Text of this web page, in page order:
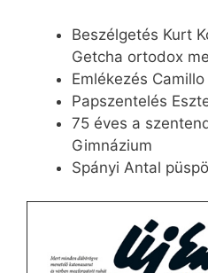
Beszélgetés Kurt
Getcha ortodox
Emlékezés
Papszentelés
75 éves a
Gimnázium
Spányi Antal